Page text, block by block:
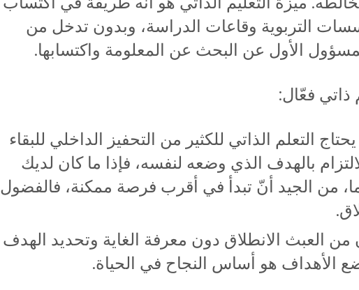
التربوية وقاعات الدراسة، وبدون تدخل من
الأول عن البحث عن المعلومة واكتسابها.
التعلم الذاتي للكثير من التحفيز الداخلي للبقاء
بالهدف الذي وضعه لنفسه، فإذا ما كان لديك
من الجيد أنّ تبدأ في أقرب فرصة ممكنة، فالفضول
العبث الانطلاق دون معرفة الغاية وتحديد الهدف
الأهداف هو أساس النجاح في الحياة.